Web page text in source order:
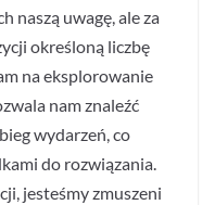
naszą uwagę, ale za
określoną liczbę
na eksplorowanie
nam znaleźć
wydarzeń, co
do rozwiązania.
jesteśmy zmuszeni